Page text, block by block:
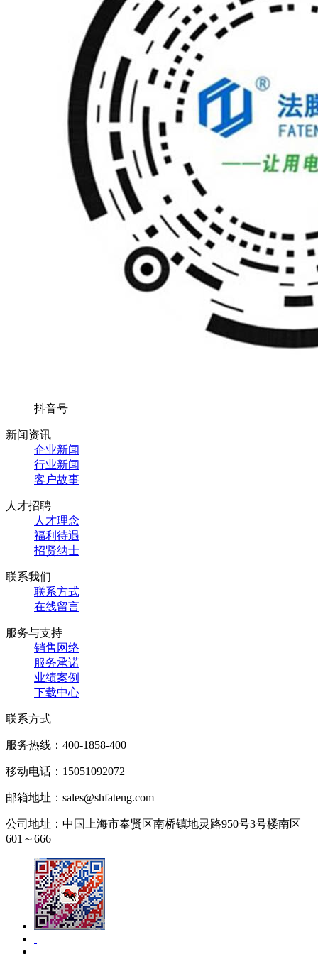
抖音号
新闻资讯
企业新闻
行业新闻
客户故事
人才招聘
人才理念
福利待遇
招贤纳士
联系我们
联系方式
在线留言
服务与支持
销售网络
服务承诺
业绩案例
下载中心
联系方式
服务热线： 400-1858-400
移动电话： 15051092072
邮箱地址： sales@shfateng.com
公司地址： 中国上海市奉贤区南桥镇地灵路950号3号楼南区
601～666